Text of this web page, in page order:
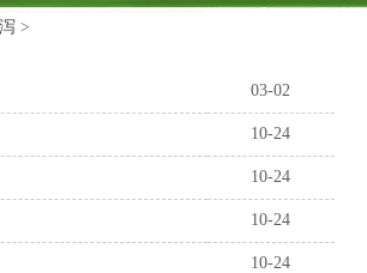
>
03-02
10-24
10-24
10-24
10-24